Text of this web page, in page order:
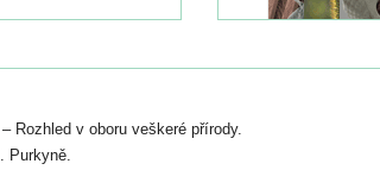
do 6. září.
přednášky nebo
Rozhled v oboru veškeré přírody.
Purkyně.